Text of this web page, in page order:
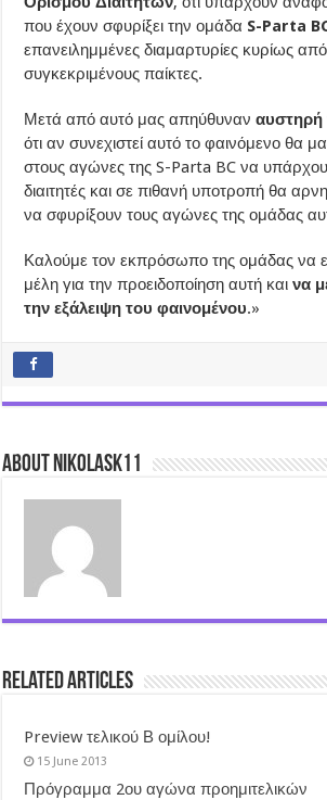
που έχουν σφυρίξει την ομάδα S-Parta
επανειλημμένες διαμαρτυρίες κυρίως
συγκεκριμένους παίκτες.
Μετά από αυτό μας απηύθυναναυστηρή
ότι αν συνεχιστεί αυτό το φαινόμενο θα
στους αγώνες της S-Parta BC να
διαιτητές και σε πιθανή υποτροπή θα
να σφυρίξουν τους αγώνες της ομάδας
Καλούμε τον εκπρόσωπο της ομάδας να
μέλη για την προειδοποίηση αυτή και να
την εξάλειψη του φαινομένου.»
About nikolask11
Related Articles
Preview τελικού Β ομίλου!
15 June 2013
Πρόγραμμα 2ου αγώνα προημιτελικών